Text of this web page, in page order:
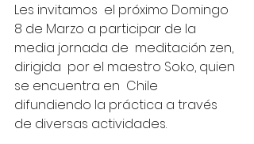
Les invitamos  el próximo Domingo
8 de Marzo a participar de la
media jornada de  meditación zen,
dirigida  por el maestro Soko, quien
se encuentra en  Chile
difundiendo la práctica a través
de diversas actividades.